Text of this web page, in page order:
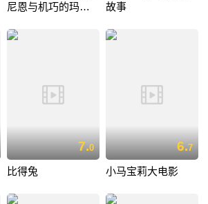
尼恩与机巧的玛机
故事
7.0
比得兔
6.7
小马宝莉大电影